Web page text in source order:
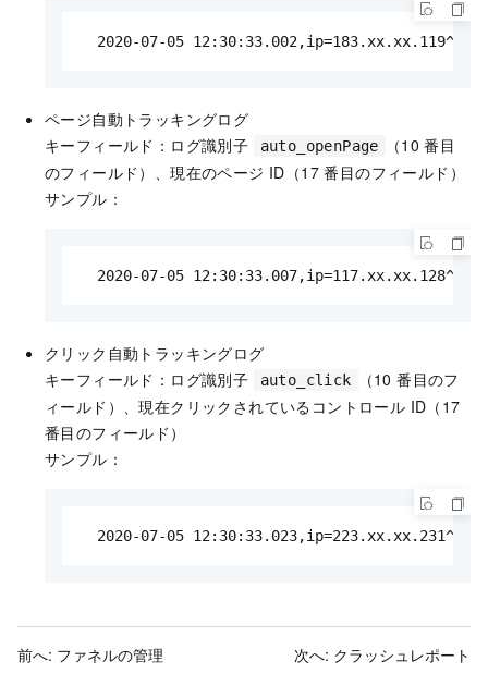
2020-07-05
ページ自動トラッキングログ
キーフィールド：ログ識別子
auto_openPage
（10 番目
のフィールド）、現在のページ ID（17 番目のフィールド）
サンプル：
2020-07-05
クリック自動トラッキングログ
キーフィールド：ログ識別子
auto_click
（10 番目のフ
ィールド）、現在クリックされているコントロール ID（17
番目のフィールド）
サンプル：
2020-07-05
前へ: ファネルの管理 次へ: クラッシュレポート